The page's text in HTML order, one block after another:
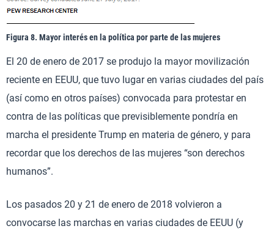
Figura 8. Mayor interés en la política por parte de las mujeres
El 20 de enero de 2017 se produjo la mayor movilización
reciente en EEUU, que tuvo lugar en varias ciudades del país
(así como en otros países) convocada para protestar en
contra de las políticas que previsiblemente pondría en
marcha el presidente Trump en materia de género, y para
recordar que los derechos de las mujeres “son derechos
humanos”.
Los pasados 20 y 21 de enero de 2018 volvieron a
convocarse las marchas en varias ciudades de EEUU (y